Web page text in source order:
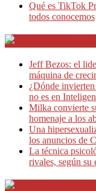
Qué es TikTok
todos conocemos
Jeff Bezos: el
máquina de
¿Dónde
no es en
Milka convierte
homenaje a los
Una
los anuncios de
La técnica
rivales, según su